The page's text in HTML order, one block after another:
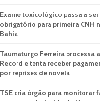
Exame toxicológico passa a ser
obrigatório para primeira CNH
Bahia
Taumaturgo Ferreira processa a
Record e tenta receber
por reprises de novela
TSE cria órgão para monitorar